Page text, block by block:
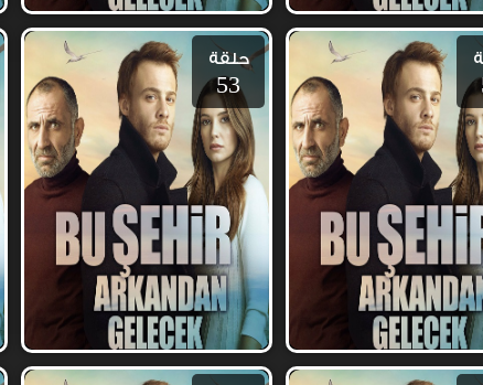
حلقة
53